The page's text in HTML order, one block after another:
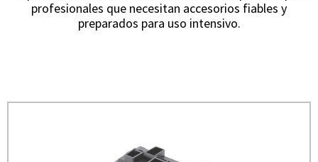
profesionales que necesitan accesorios fiables y
preparados para uso intensivo.